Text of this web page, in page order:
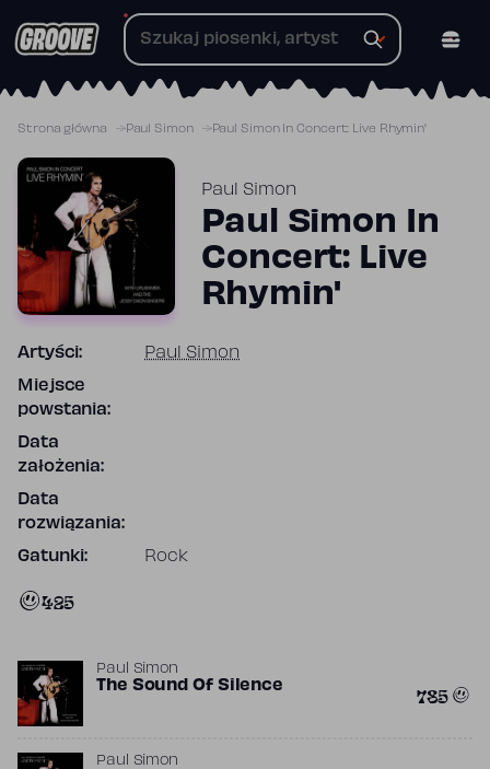
do
Strona główna Paul Simon Paul Simon In Concert: Live Rhymin'
Paul Simon
Paul Simon In
Concert: Live
Rhymin'
Artyści: Paul Simon
Miejsce
powstania:
Data
założenia:
Data
rozwiązania:
Gatunki: Rock
425
Paul Simon
The Sound Of Silence 785
Paul Simon